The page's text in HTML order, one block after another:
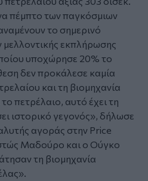
πέμπτο των παγκόσμιων
το σημερινό
εκπλήρωσης
υποχώρησε 20% το
δεν προκάλεσε καμία
και τη βιομηχανία
πετρέλαιο, αυτό έχει τη
ιστορικό γεγονός», δήλωσε
αγοράς στην Price
Μαδούρο και ο Ούγκο
τη βιομηχανία